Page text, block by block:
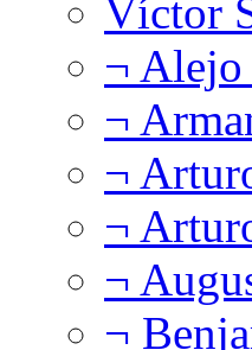
Víctor
¬ Alejo
¬
¬
¬
¬
¬